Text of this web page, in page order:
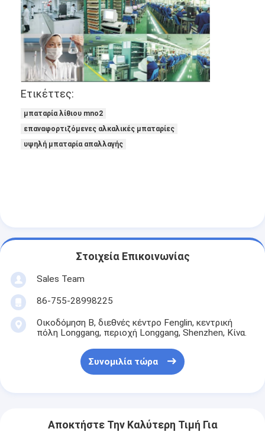
Συνομιλία τώρα
μπαταρία λίθιου lifepo4
ιονικές επαναφορτιζόμενες μπαταρίες λίθιου
Μπαταρία Lithium Polymer
μπαταρίες ενεργειακής αποθήκευσης
πακέτα μπαταριών NiMH
πακέτα μπαταριών ιόντων λιθίου
φακός επαναφορτιζόμενη μπαταρία
μπαταρία φωτισμού έκτακτης ανάγκης
Μπαταρία λι Mno2
Αρχική μπαταρία λίθιου
Ετικέττες:
μπαταρία λίθιου mno2
επαναφορτιζόμενες αλκαλικές μπαταρίες
υψηλή μπαταρία απαλλαγής
Στοιχεία Επικοινωνίας
Sales Team
86-755-28998225
Οικοδόμηση Β, διεθνές κέντρο Fenglin, κεντρική
πόλη Longgang, περιοχή Longgang, Shenzhen, Κίνα.
Συνομιλία τώρα
Αποκτήστε Την Καλύτερη Τιμή Για